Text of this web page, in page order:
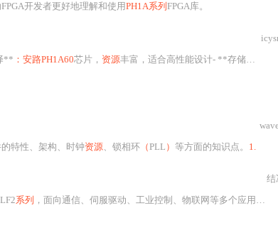
开发者更好地理解和使用PH1A系列 FPGA库。
** ：安路PH1A60芯片， 资源丰富，适合高性能设计- **存储解决方案**
特性、架构、时钟资源、锁相环 （PLL ） 等方面的知识点。 1.
系列 ，面向通信、伺服驱动、工业控制、物联网等多个应用领域。
结